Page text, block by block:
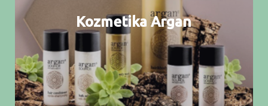
Kozmetika Argan